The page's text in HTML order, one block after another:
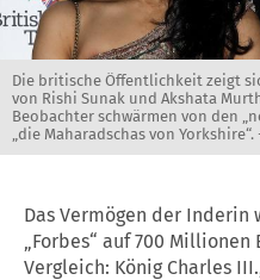
Die britische Öffentlichkeit zeigt
von Rishi Sunak und Akshata
Beobachter schwärmen von den
„die Maharadschas von Yorkshire“.
Das Vermögen der Inderin
„Forbes“ auf 700 Millionen
Vergleich: König Charles